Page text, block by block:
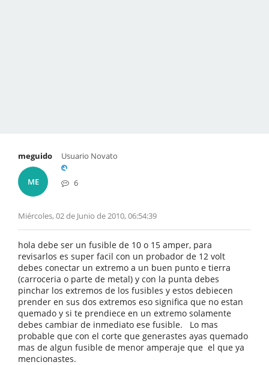
meguido
ME
Usuario Novato
6
Miércoles, 02 de Junio de 2010, 06:54:39
hola debe ser un fusible de 10 o 15 amper, para
revisarlos es super facil con un probador de 12 volt
debes conectar un extremo a un buen punto e tierra
(carroceria o parte de metal) y con la punta debes
pinchar los extremos de los fusibles y estos debiecen
prender en sus dos extremos eso significa que no estan
quemado y si te prendiece en un extremo solamente
debes cambiar de inmediato ese fusible. Lo mas
probable que con el corte que generastes ayas quemado
mas de algun fusible de menor amperaje que el que ya
mencionastes.